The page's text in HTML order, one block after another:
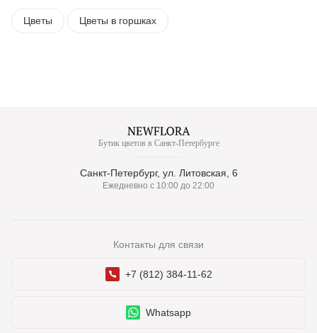
Цветы Цветы в горшках
Бутик цветов в Санкт-Петербурге
Санкт-Петербург, ул. Литовская, 6
Ежедневно с 10:00 до 22:00
Контакты для связи
+7 (812) 384-11-62
Whatsapp